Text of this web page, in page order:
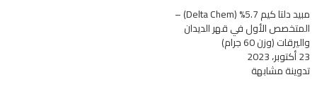
مبيد دلتا كيم 5.7% (Delta Chem) –
المتخصص الأول في قهر الديدان
واليرقات (وزن 60 جرام)
23 أكتوبر، 2023
تدوينة مشابهة